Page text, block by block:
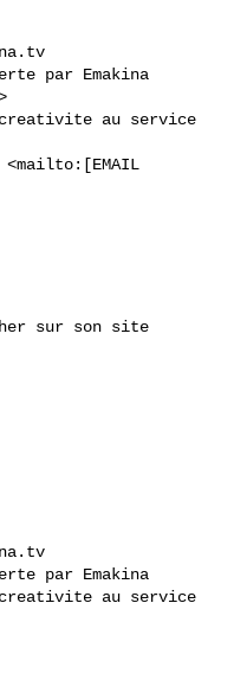
par Emakina
au service
<mailto:[EMAIL
sur son site
par Emakina
au service